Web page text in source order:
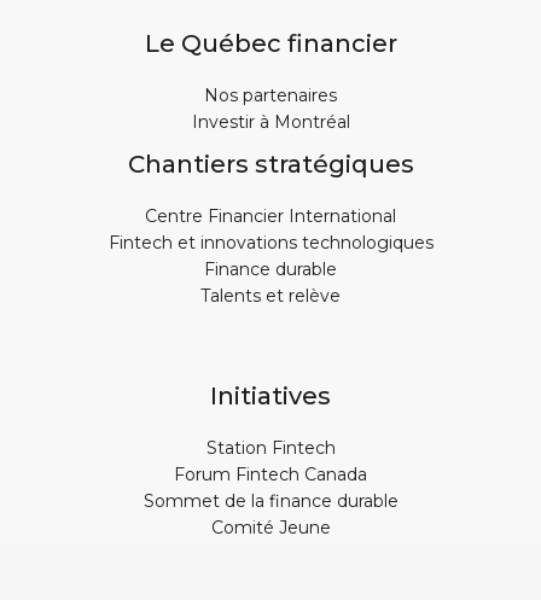
Le Québec financier
Nos partenaires
Investir à Montréal
Chantiers stratégiques
Centre Financier International
Fintech et innovations technologiques
Finance durable
Talents et relève
Initiatives
Station Fintech
Forum Fintech Canada
Sommet de la finance durable
Comité Jeune